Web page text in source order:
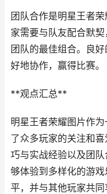
团队合作是明星王者
家需要与队友配合默
团队的最佳组合。良
好地协作，赢得比赛。
**观点汇总**
明星王者荣耀图片作
了众多玩家的关注和
巧与实战经验以及团
够体验到多样化的游
平，并与其他玩家共